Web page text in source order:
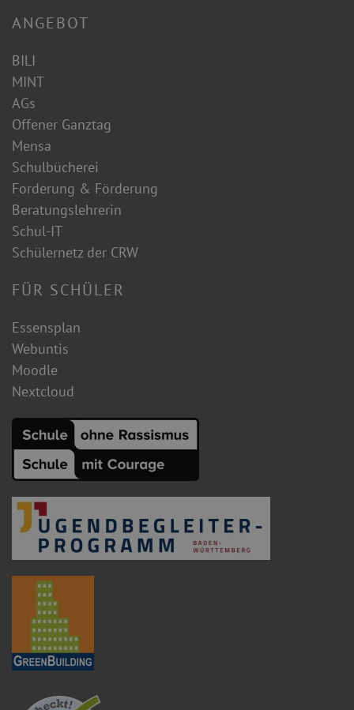
ANGEBOT
BILI
MINT
AGs
Offener Ganztag
Mensa
Schulbücherei
Forderung & Förderung
Beratungslehrerin
Schul-IT
Schülernetz der CRW
FÜR SCHÜLER
Essensplan
Webuntis
Moodle
Nextcloud